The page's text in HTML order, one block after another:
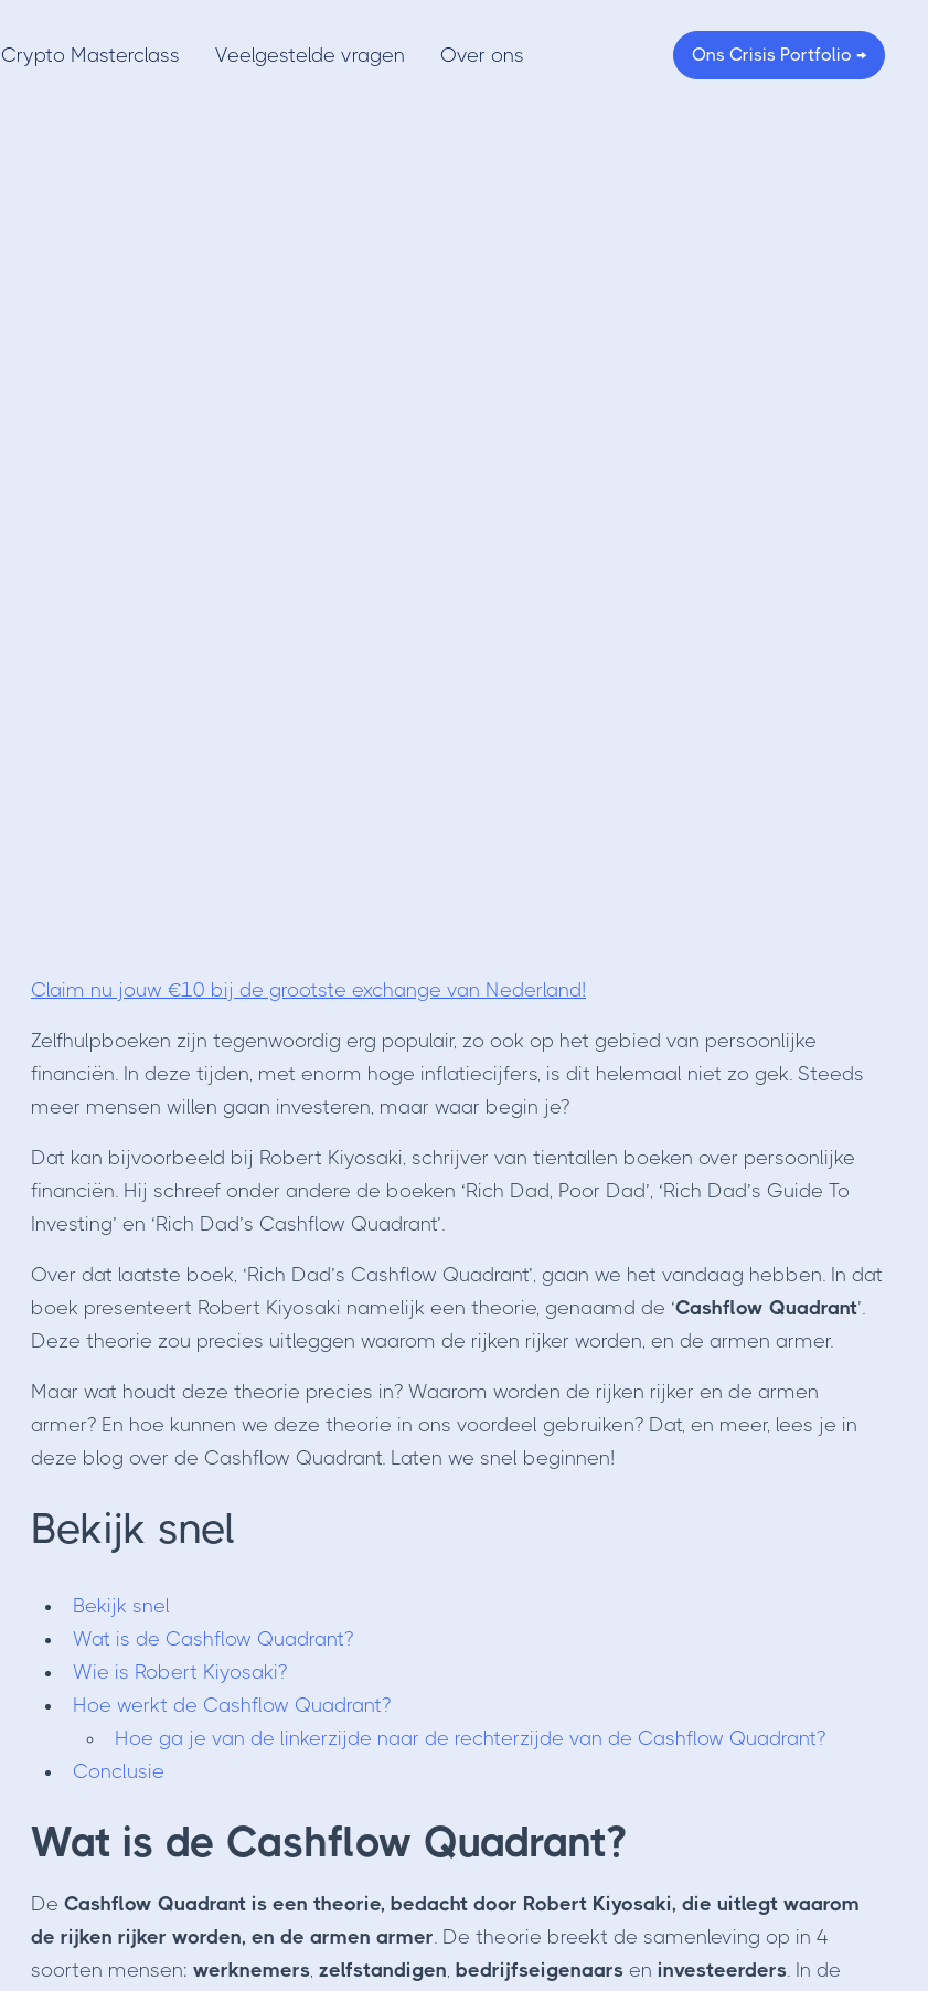
Crypto Masterclass Veelgestelde vragen Over ons Ons Crisis Portfolio →
Claim nu jouw €10 bij de grootste exchange van Nederland!
Zelfhulpboeken zijn tegenwoordig erg populair, zo ook op het gebied van persoonlijke
financiën. In deze tijden, met enorm hoge inflatiecijfers, is dit helemaal niet zo gek. Steeds
meer mensen willen gaan investeren, maar waar begin je?
Dat kan bijvoorbeeld bij Robert Kiyosaki, schrijver van tientallen boeken over persoonlijke
financiën. Hij schreef onder andere de boeken ‘Rich Dad, Poor Dad’, ‘Rich Dad’s Guide To
Investing’ en ‘Rich Dad’s Cashflow Quadrant’.
Over dat laatste boek, ‘Rich Dad’s Cashflow Quadrant’, gaan we het vandaag hebben. In dat
boek presenteert Robert Kiyosaki namelijk een theorie, genaamd de ‘Cashflow Quadrant’.
Deze theorie zou precies uitleggen waarom de rijken rijker worden, en de armen armer.
Maar wat houdt deze theorie precies in? Waarom worden de rijken rijker en de armen
armer? En hoe kunnen we deze theorie in ons voordeel gebruiken? Dat, en meer, lees je in
deze blog over de Cashflow Quadrant. Laten we snel beginnen!
Bekijk snel
Bekijk snel
Wat is de Cashflow Quadrant?
Wie is Robert Kiyosaki?
Hoe werkt de Cashflow Quadrant?
Hoe ga je van de linkerzijde naar de rechterzijde van de Cashflow Quadrant?
Conclusie
Wat is de Cashflow Quadrant?
De Cashflow Quadrant is een theorie, bedacht door Robert Kiyosaki, die uitlegt waarom
de rijken rijker worden, en de armen armer. De theorie breekt de samenleving op in 4
soorten mensen: werknemers, zelfstandigen, bedrijfseigenaars en investeerders. In de